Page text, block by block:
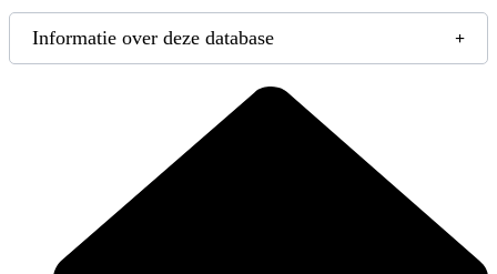
Informatie over deze database